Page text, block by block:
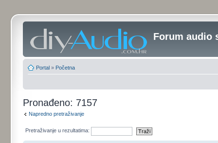
Forum audio
Portal » Početna
Pronađeno: 7157
Napredno pretraživanje
Pretraživanje u rezultatima: